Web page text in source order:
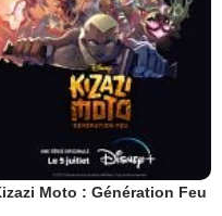
Moto : Génération Feu